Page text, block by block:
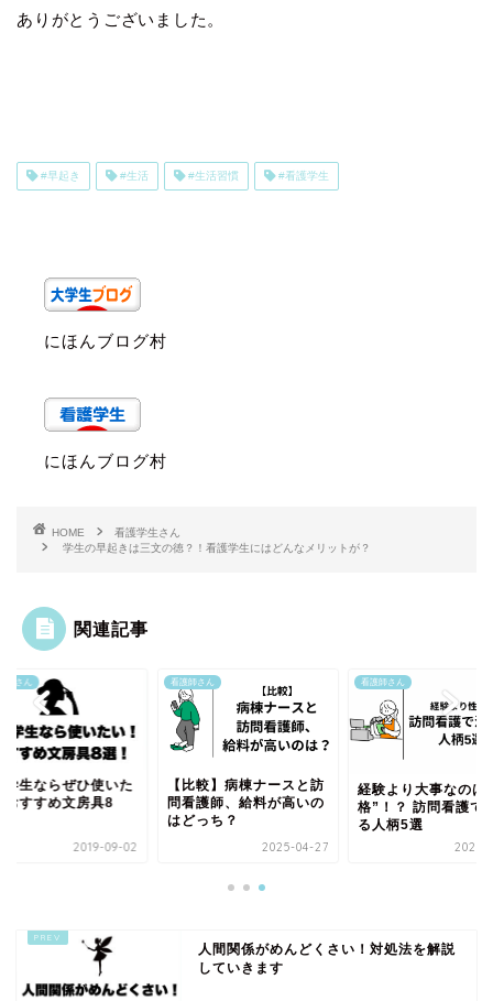
ありがとうございました。
#早起き #生活 #生活習慣 #看護学生
にほんブログ村
にほんブログ村
HOME
看護学生さん
学生の早起きは三文の徳？！看護学生にはどんなメリットが？
関連記事
生さん
学生ならぜひ使いた
おすすめ文房具8
2019-09-02
看護師さん
【比較】病棟ナースと訪
問看護師、給料が高いの
はどっち？
2025-04-27
看護師さん
経験より大事なのは
格”！？ 訪問看護で
る人柄5選
2025-
人間関係がめんどくさい！対処法を解説
していきます